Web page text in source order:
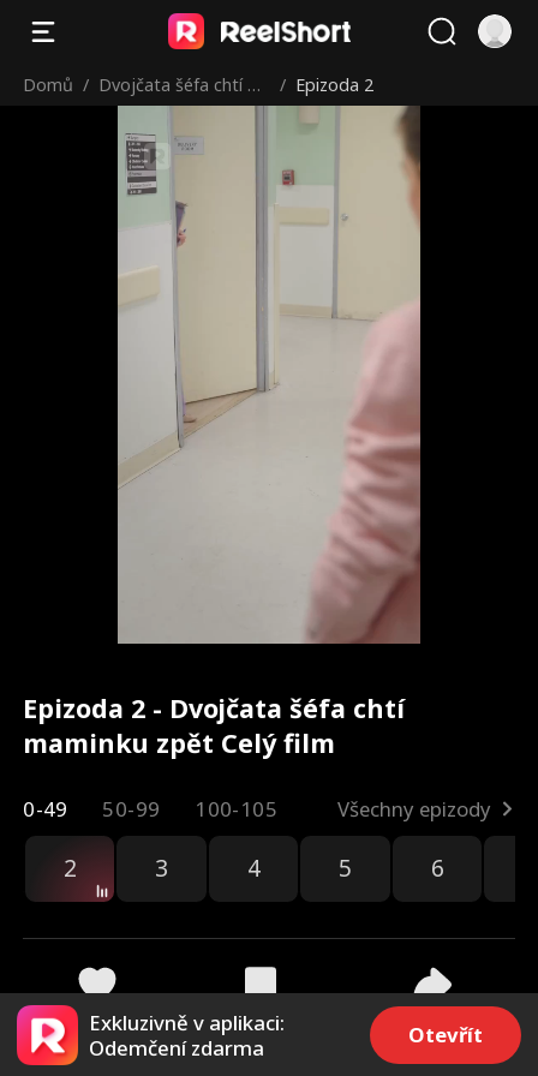
Domů / Dvojčata šéfa chtí m
/ Epizoda 2
Epizoda 2 - Dvojčata šéfa chtí
maminku zpět Celý film
0-49 50-99 100-105 Všechny epizody
2 3 4 5 6
4.6k 4.2k Sdílet
Exkluzivně v aplikaci:
Odemčení zdarma
Otevřít